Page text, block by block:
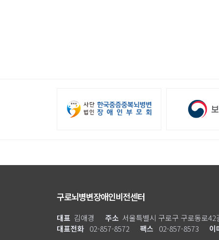
구로뇌병변장애인비전센터
대표 김애경 주소 서울특별시 구로구 구로동로42
대표전화 02-857-8572 팩스 02-857-8573 이